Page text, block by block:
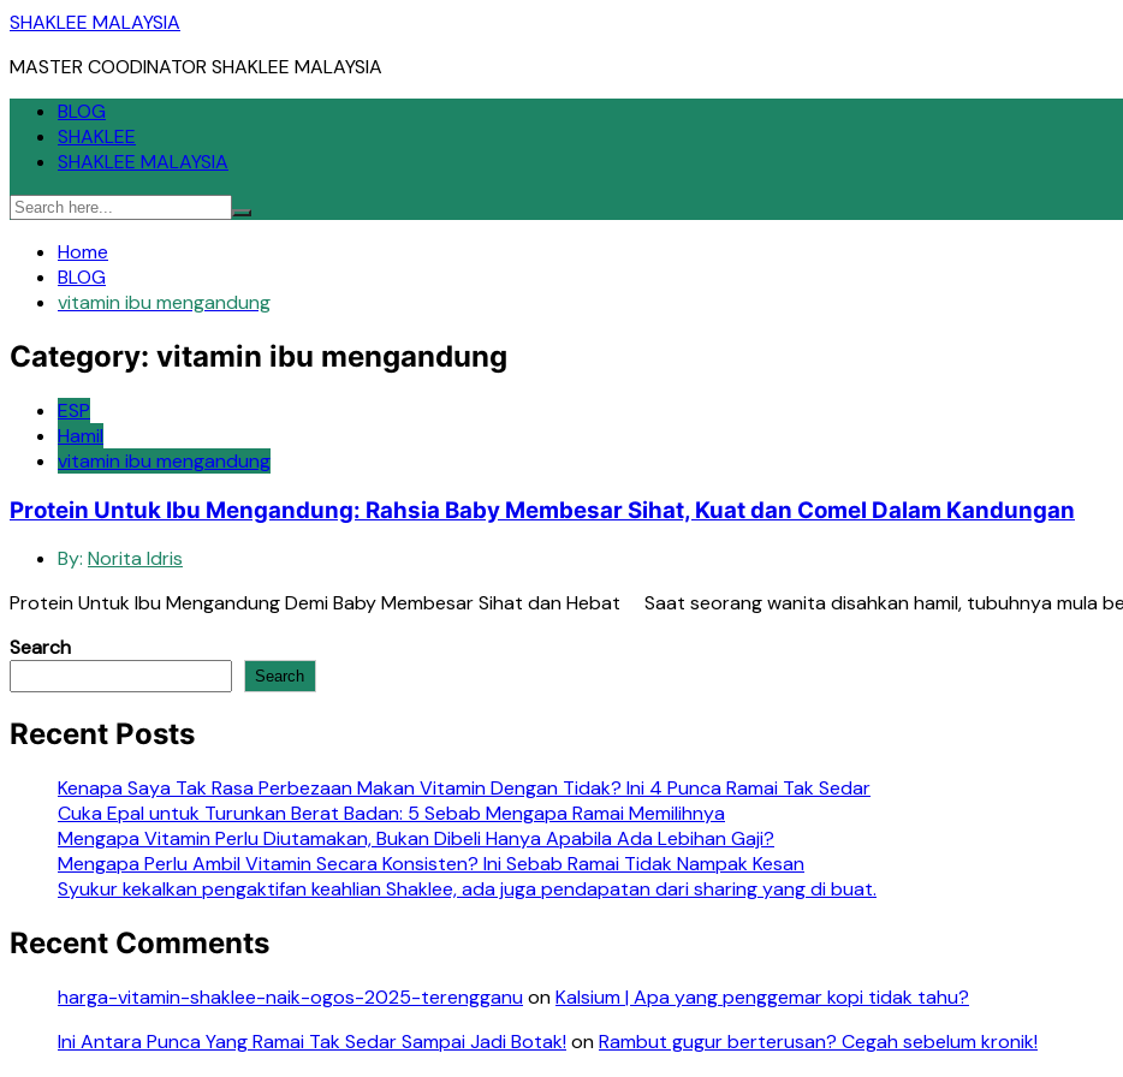
Skip
content
SHAKLEE MALAYSIA
MASTER COODINATOR SHAKLEE MALAYSIA
BLOG
SHAKLEE
SHAKLEE MALAYSIA
Home
BLOG
vitamin ibu mengandung
Category: vitamin ibu mengandung
ESP
Hamil
vitamin ibu mengandung
Protein Untuk Ibu Mengandung: Rahsia Baby Membesar Sihat, Kuat dan Comel Dalam Kandungan
By: Norita Idris
Protein Untuk Ibu Mengandung Demi Baby Membesar Sihat dan Hebat Saat seorang wanita disahkan hamil, tubuhnya mula
Search
Search
Recent Posts
Kenapa Saya Tak Rasa Perbezaan Makan Vitamin Dengan Tidak? Ini 4 Punca Ramai Tak Sedar
Cuka Epal untuk Turunkan Berat Badan: 5 Sebab Mengapa Ramai Memilihnya
Mengapa Vitamin Perlu Diutamakan, Bukan Dibeli Hanya Apabila Ada Lebihan Gaji?
Mengapa Perlu Ambil Vitamin Secara Konsisten? Ini Sebab Ramai Tidak Nampak Kesan
Syukur kekalkan pengaktifan keahlian Shaklee, ada juga pendapatan dari sharing yang di buat.
Recent Comments
harga-vitamin-shaklee-naik-ogos-2025-terengganuonKalsium | Apa yang penggemar kopi tidak tahu?
Ini Antara Punca Yang Ramai Tak Sedar Sampai Jadi Botak!onRambut gugur berterusan? Cegah sebelum kronik!